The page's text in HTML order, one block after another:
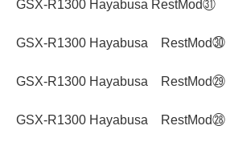
GSX-R1300 Hayabusa RestMod㉛
GSX-R1300 Hayabusa RestMod㉚
GSX-R1300 Hayabusa RestMod㉙
GSX-R1300 Hayabusa RestMod㉘